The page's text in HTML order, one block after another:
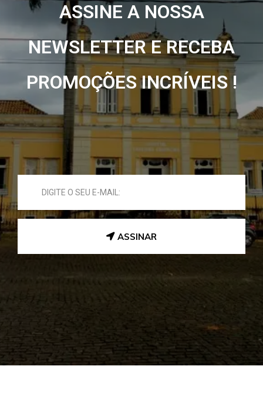
ASSINE A NOSSA
NEWSLETTER E RECEBA
PROMOÇÕES INCRÍVEIS !
ASSINAR